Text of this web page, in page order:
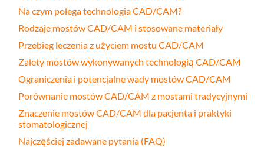
Na czym polega technologia CAD/CAM?
Rodzaje mostów CAD/CAM i stosowane materiały
Przebieg leczenia z użyciem mostu CAD/CAM
Zalety mostów wykonywanych technologią CAD/CAM
Ograniczenia i potencjalne wady mostów CAD/CAM
Porównanie mostów CAD/CAM z mostami tradycyjnymi
Znaczenie mostów CAD/CAM dla pacjenta i praktyki
stomatologicznej
Najczęściej zadawane pytania (FAQ)